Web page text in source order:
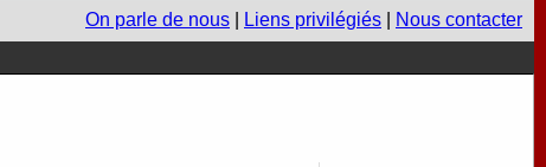
On parle de nous Liens privilégiés Nous contacter